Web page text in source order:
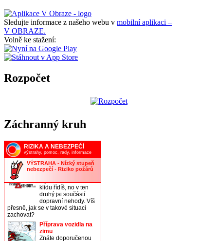
Sledujte informace z našeho webu v mobilní aplikaci –
V OBRAZE.
Volně ke stažení:
Rozpočet
Záchranný kruh